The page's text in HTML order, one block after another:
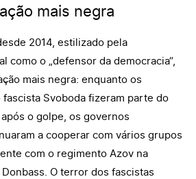
mais negra
2014, estilizado pela
como o „defensor da democracia“,
mais negra: enquanto os
Svoboda fizeram parte do
o golpe, os governos
a cooperar com vários grupos
com o regimento Azov na
O terror dos fascistas